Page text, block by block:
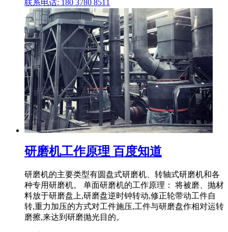
联系电话: 180 3780 8511
研磨机工作原理 百度知道
研磨机的主要类型有圆盘式研磨机、转轴式研磨机和各
种专用研磨机。 单面研磨机的工作原理： 将被磨、抛材
料放于研磨盘上,研磨盘逆时钟转动,修正轮带动工件自
转,重力加压的方式对工件施压,工件与研磨盘作相对运转
磨擦,来达到研磨抛光目的。